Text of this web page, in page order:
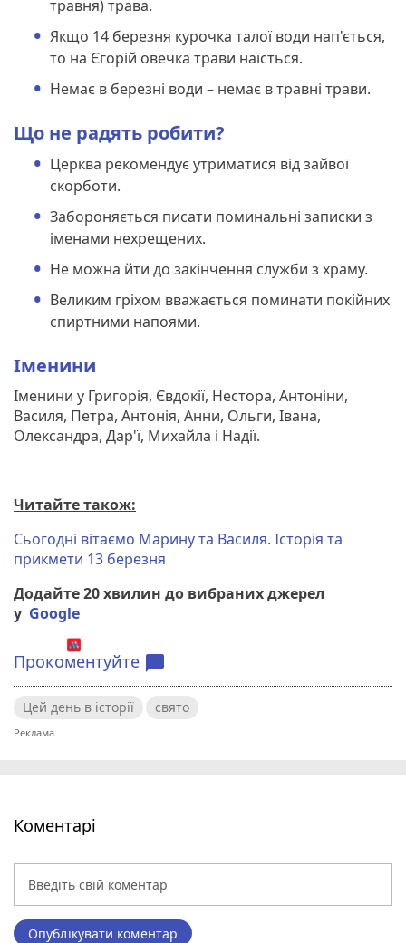
травня) трава.
Якщо 14 березня курочка талої води нап'ється,
то на Єгорій овечка трави наїсться.
Немає в березні води – немає в травні трави.
Що не радять робити?
Церква рекомендує утриматися від зайвої
скорботи.
Забороняється писати поминальні записки з
іменами нехрещених.
Не можна йти до закінчення служби з храму.
Великим гріхом вважається поминати покійних
спиртними напоями.
Іменини
Іменини у Григорія, Євдокії, Нестора, Антоніни,
Василя, Петра, Антонія, Анни, Ольги, Івана,
Олександра, Дар'ї, Михайла і Надії.
Читайте також:
Сьогодні вітаємо Марину та Василя. Історія та
прикмети 13 березня
Додайте 20 хвилин до вибраних джерел
у Google
Прокоментуйте chat_bubble
Цей день в історії свято
Коментарі
Опублікувати коментар